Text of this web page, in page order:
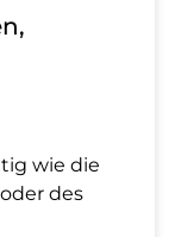
wie die
des